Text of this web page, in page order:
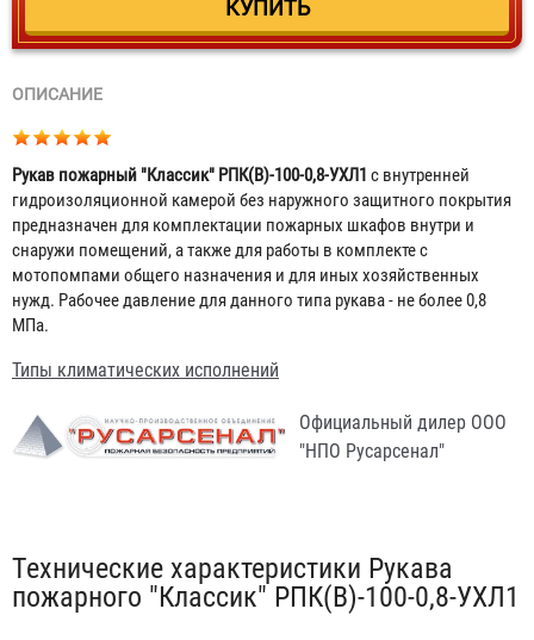
ОПИСАНИЕ
Рукав пожарный "Классик" РПК(В)-100-0,8-УХЛ1 с внутренней
гидроизоляционной камерой без наружного защитного покрытия
предназначен для комплектации пожарных шкафов внутри и
снаружи помещений, а также для работы в комплекте с
мотопомпами общего назначения и для иных хозяйственных
нужд. Рабочее давление для данного типа рукава - не более 0,8
МПа.
Типы климатических исполнений
Официальный дилер ООО
"НПО Русарсенал"
Табы
Технические характеристики Рукава
пожарного "Классик" РПК(В)-100-0,8-УХЛ1